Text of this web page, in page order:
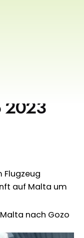
2023
Flugzeug
auf Malta um
nach Gozo